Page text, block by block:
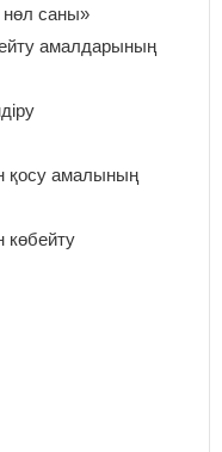
нөл саны»
амалдарының
қосу амалының
көбейту